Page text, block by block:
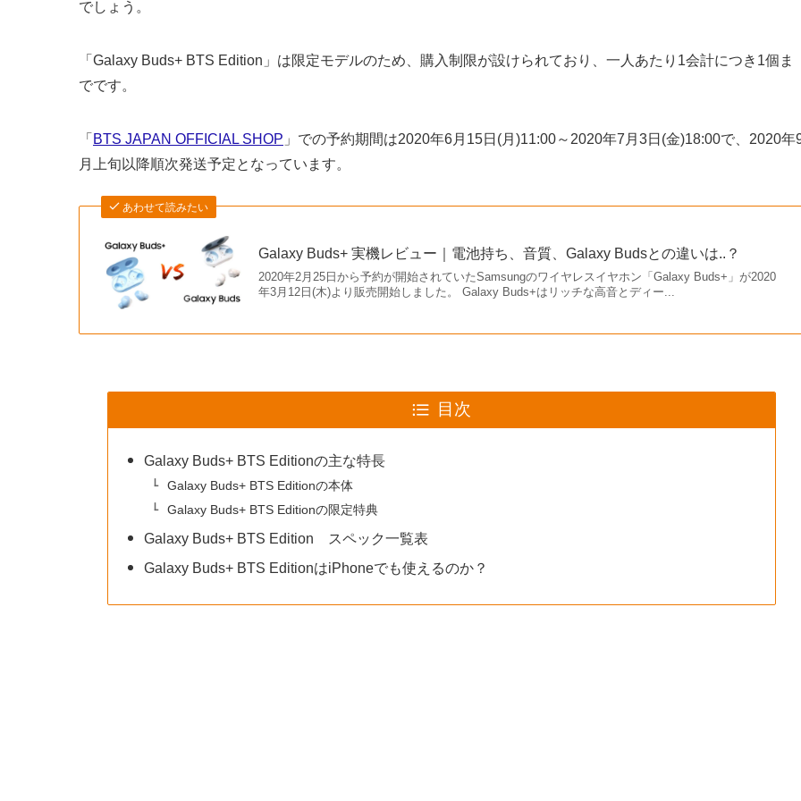
でしょう。
「Galaxy Buds+ BTS Edition」は限定モデルのため、購入制限が設けられており、一人あたり1会計につき1個ま
でです。
「 BTS JAPAN OFFICIAL SHOP 」での予約期間は2020年6月15日(月)11:00～2020年7月3日(金)18:00で、2020年
月上旬以降順次発送予定となっています。
あわせて読みたい
Galaxy Buds+ 実機レビュー｜電池持ち、音質、Galaxy Budsとの違いは..？
2020年2月25日から予約が開始されていたSamsungのワイヤレスイヤホン「Galaxy Buds+」が2020
年3月12日(木)より販売開始しました。 Galaxy Buds+はリッチな高音とディー...
目次
Galaxy Buds+ BTS Editionの主な特長
Galaxy Buds+ BTS Editionの本体
Galaxy Buds+ BTS Editionの限定特典
Galaxy Buds+ BTS Edition スペック一覧表
Galaxy Buds+ BTS EditionはiPhoneでも使えるのか？